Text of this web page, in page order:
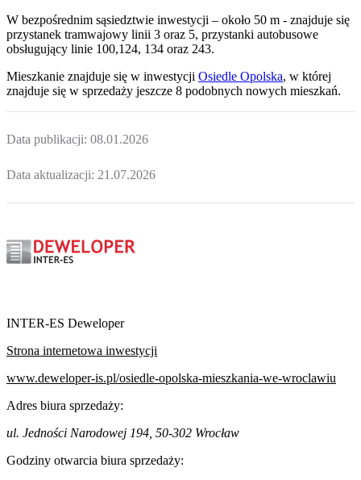
W bezpośrednim sąsiedztwie inwestycji – około 50 m - znajduje się
przystanek tramwajowy linii 3 oraz 5, przystanki autobusowe
obsługujący linie 100,124, 134 oraz 243.
Mieszkanie znajduje się w inwestycji Osiedle Opolska, w której
znajduje się w sprzedaży jeszcze 8 podobnych nowych mieszkań.
Data publikacji: 08.01.2026
Data aktualizacji: 21.07.2026
INTER-ES Deweloper
Strona internetowa inwestycji
www.deweloper-is.pl/osiedle-opolska-mieszkania-we-wroclawiu
Adres biura sprzedaży:
ul. Jedności Narodowej 194, 50-302 Wrocław
Godziny otwarcia biura sprzedaży: